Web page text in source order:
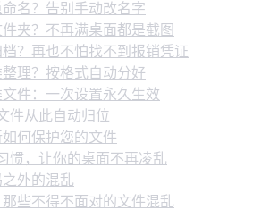
名？告别手动改名字
夹？不再满桌面都是截图
？再也不怕找不到报销凭证
理？按格式自动分好
件：一次设置永久生效
件从此自动归位
何保护您的文件
惯，让你的桌面不再凌乱
外的混乱
些不得不面对的文件混乱